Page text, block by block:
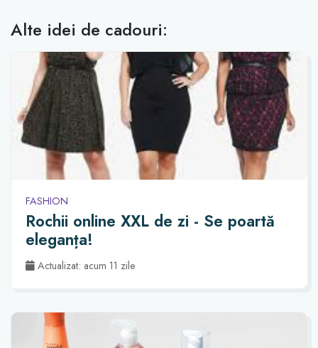
Alte idei de cadouri:
FASHION
Rochii online XXL de zi - Se poartă
eleganța!
Actualizat: acum 11 zile